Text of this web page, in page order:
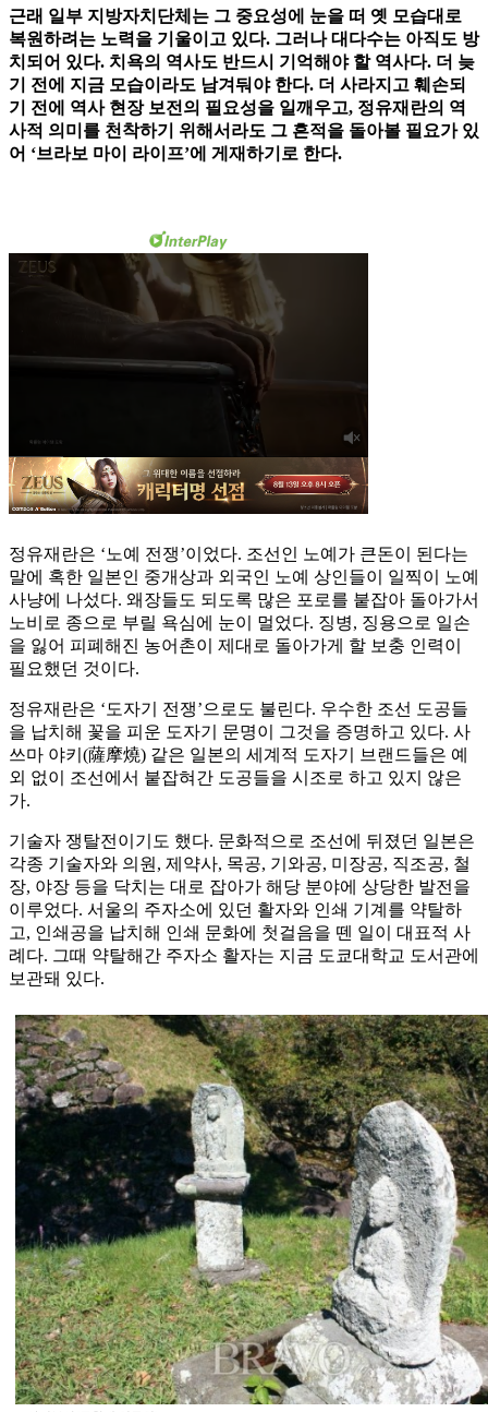
근래 일부 지방자치단체는 그 중요성에 눈을 떠 옛 모습대로
복원하려는 노력을 기울이고 있다. 그러나 대다수는 아직도 방
치되어 있다. 치욕의 역사도 반드시 기억해야 할 역사다. 더 늦
기 전에 지금 모습이라도 남겨둬야 한다. 더 사라지고 훼손되
기 전에 역사 현장 보전의 필요성을 일깨우고, 정유재란의 역
사적 의미를 천착하기 위해서라도 그 흔적을 돌아볼 필요가 있
어 ‘브라보 마이 라이프’에 게재하기로 한다.
정유재란은 ‘노예 전쟁’이었다. 조선인 노예가 큰돈이 된다는
말에 혹한 일본인 중개상과 외국인 노예 상인들이 일찍이 노예
사냥에 나섰다. 왜장들도 되도록 많은 포로를 붙잡아 돌아가서
노비로 종으로 부릴 욕심에 눈이 멀었다. 징병, 징용으로 일손
을 잃어 피폐해진 농어촌이 제대로 돌아가게 할 보충 인력이
필요했던 것이다.
정유재란은 ‘도자기 전쟁’으로도 불린다. 우수한 조선 도공들
을 납치해 꽃을 피운 도자기 문명이 그것을 증명하고 있다. 사
쓰마 야키(薩摩燒) 같은 일본의 세계적 도자기 브랜드들은 예
외 없이 조선에서 붙잡혀간 도공들을 시조로 하고 있지 않은
가.
기술자 쟁탈전이기도 했다. 문화적으로 조선에 뒤졌던 일본은
각종 기술자와 의원, 제약사, 목공, 기와공, 미장공, 직조공, 철
장, 야장 등을 닥치는 대로 잡아가 해당 분야에 상당한 발전을
이루었다. 서울의 주자소에 있던 활자와 인쇄 기계를 약탈하
고, 인쇄공을 납치해 인쇄 문화에 첫걸음을 뗀 일이 대표적 사
례다. 그때 약탈해간 주자소 활자는 지금 도쿄대학교 도서관에
보관돼 있다.